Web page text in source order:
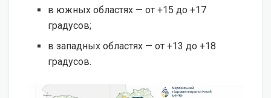
в южных областях — от +15 до +17
градусов;
в западных областях — от +13 до +18
градусов.